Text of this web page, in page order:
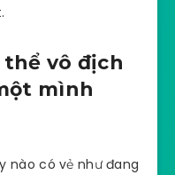
vô địch
mình
nào có vẻ như đang